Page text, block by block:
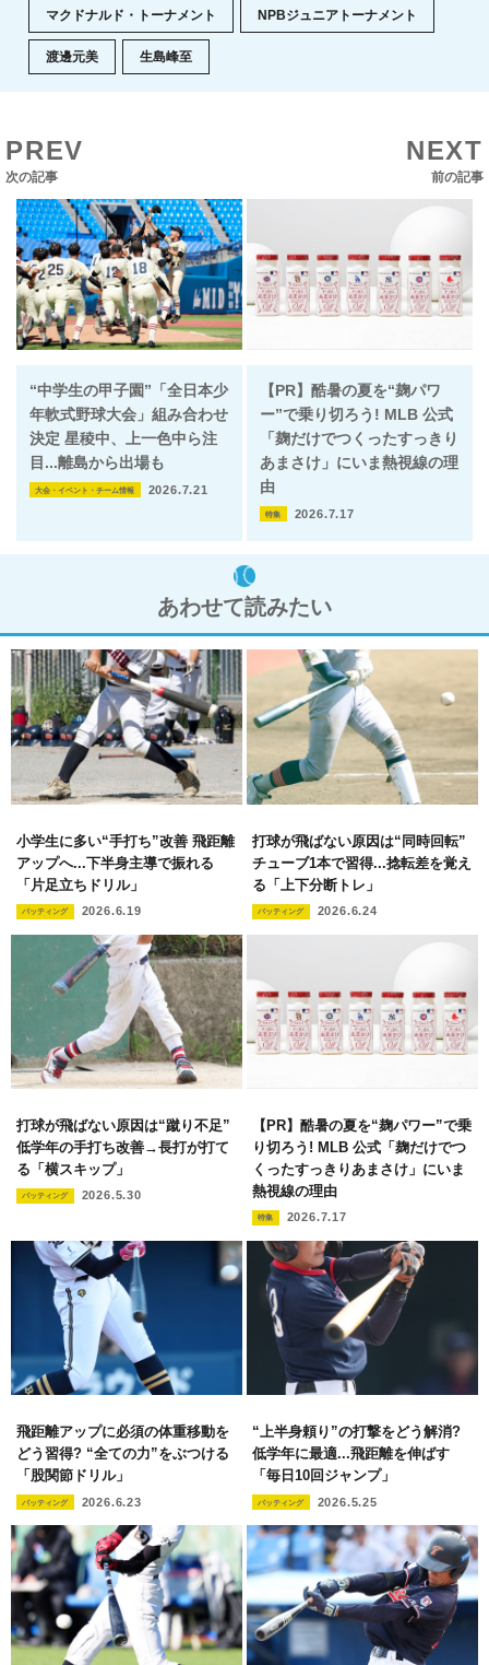
マクドナルド・トーナメント NPBジュニアトーナメント
渡邊元美 生島峰至
PREV
次の記事
NEXT
前の記事
“中学生の甲子園”「全日本少
年軟式野球大会」組み合わせ
決定 星稜中、上一色中ら注
目...離島から出場も
大会・イベント・チーム情報 2026.7.21
【PR】酷暑の夏を“麹パワ
ー”で乗り切ろう! MLB 公式
「麹だけでつくったすっきり
あまさけ」にいま熱視線の理
由
特集 2026.7.17
あわせて読みたい
小学生に多い“手打ち”改善 飛距離
アップへ...下半身主導で振れる
「片足立ちドリル」
バッティング 2026.6.19
打球が飛ばない原因は“同時回転”
チューブ1本で習得...捻転差を覚え
る「上下分断トレ」
バッティング 2026.6.24
打球が飛ばない原因は“蹴り不足”
低学年の手打ち改善→長打が打て
る「横スキップ」
バッティング 2026.5.30
【PR】酷暑の夏を“麹パワー”で乗
り切ろう! MLB 公式「麹だけでつ
くったすっきりあまさけ」にいま
熱視線の理由
特集 2026.7.17
飛距離アップに必須の体重移動を
どう習得? “全ての力”をぶつける
「股関節ドリル」
バッティング 2026.6.23
“上半身頼り”の打撃をどう解消?
低学年に最適...飛距離を伸ばす
「毎日10回ジャンプ」
バッティング 2026.5.25